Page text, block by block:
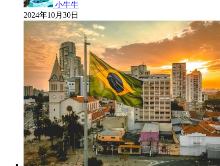
小牛牛
2024年10月30日